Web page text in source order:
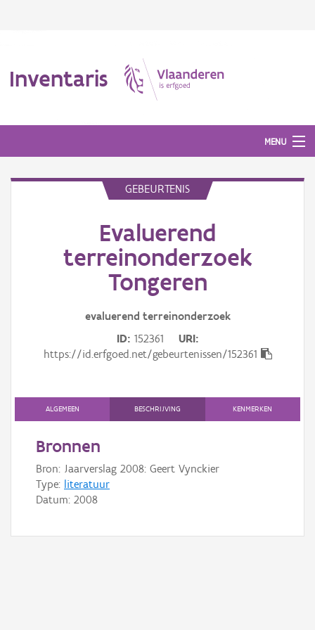
Inventaris
MENU
Persoon of collectief
Hergebruik
Aanmelden
GEBEURTENIS
Evaluerend
terreinonderzoek
Tongeren
evaluerend terreinonderzoek
ID 152361
URI
https://id.erfgoed.net/gebeurtenissen/152361
ALGEMEEN BESCHRIJVING KENMERKEN
Bronnen
Bron: Jaarverslag 2008: Geert Vynckier
Type: literatuur
Datum: 2008